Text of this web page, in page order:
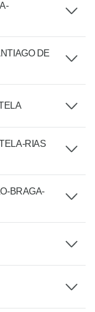
DE
RIAS
BRAGA-